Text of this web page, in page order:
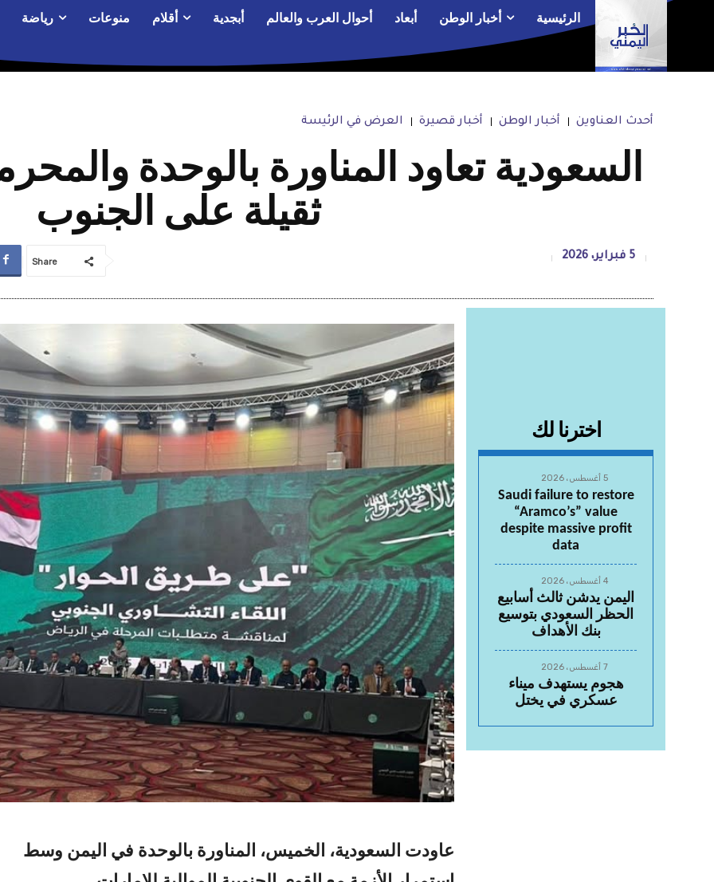
الرئيسية أخبار الوطن أبعاد أحوال العرب والعالم أبجدية أقلام منوعات رياضة
أحدث العناوين أخبار الوطن أخبار قصيرة العرض في الرئيسة
السعودية تعاود المناورة بالوحدة
ثقيلة على الجنوب
5 فبراير، 2026 Share
اخترنا لك
5 أغسطس، 2026
Saudi failure to restore
“Aramco’s” value
despite massive profit
data
4 أغسطس، 2026
اليمن يدشن ثالث أسابيع
الحظر السعودي بتوسيع
بنك الأهداف
7 أغسطس، 2026
هجوم يستهدف ميناء
عسكري في يختل
عاودت السعودية، الخميس، المناورة بالوحدة في اليمن وسط